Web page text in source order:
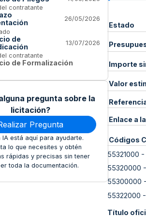
contratante
26/05/2026
de
13/07/2026
contratante
de Formalización
pregunta sobre la
licitación?
Pregunta
IA está aquí para ayudarte.
lo que necesites y obtén
rápidas y precisas sin tener
toda la documentación.
Estado
Importe
Valor
Enlace a
Códigos
55321000 -
55320000 -
55300000 -
55322000 -
Título